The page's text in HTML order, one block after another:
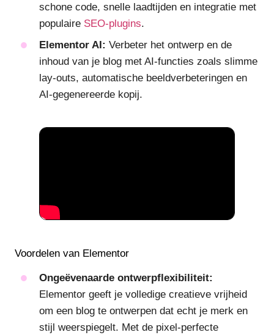
schone code, snelle laadtijden en integratie met
populaire SEO-plugins.
Elementor AI: Verbeter het ontwerp en de
inhoud van je blog met AI-functies zoals slimme
lay-outs, automatische beeldverbeteringen en
AI-gegenereerde kopij.
Voordelen van Elementor
Ongeëvenaarde ontwerpflexibiliteit:
Elementor geeft je volledige creatieve vrijheid
om een blog te ontwerpen dat echt je merk en
stijl weerspiegelt. Met de pixel-perfecte